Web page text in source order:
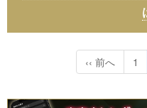
‹‹ 前へ 1